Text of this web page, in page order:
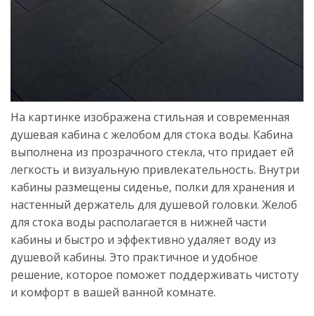
На картинке изображена стильная и современная
душевая кабина с желобом для стока воды. Кабина
выполнена из прозрачного стекла, что придает ей
легкость и визуальную привлекательность. Внутри
кабины размещены сиденье, полки для хранения и
настенный держатель для душевой головки. Желоб
для стока воды располагается в нижней части
кабины и быстро и эффективно удаляет воду из
душевой кабины. Это практичное и удобное
решение, которое поможет поддерживать чистоту
и комфорт в вашей ванной комнате.